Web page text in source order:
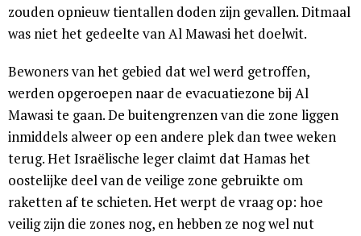
zouden opnieuw tientallen doden zijn gevallen. Ditmaal
was niet het gedeelte van Al Mawasi het doelwit.
Bewoners van het gebied dat wel werd getroffen,
werden opgeroepen naar de evacuatiezone bij Al
Mawasi te gaan. De buitengrenzen van die zone liggen
inmiddels alweer op een andere plek dan twee weken
terug. Het Israëlische leger claimt dat Hamas het
oostelijke deel van de veilige zone gebruikte om
raketten af te schieten. Het werpt de vraag op: hoe
veilig zijn die zones nog, en hebben ze nog wel nut